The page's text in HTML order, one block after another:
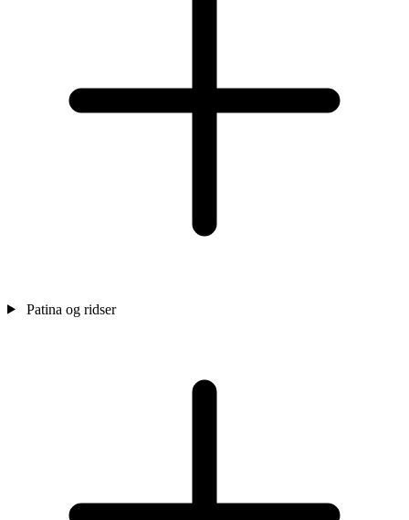
Patina og ridser